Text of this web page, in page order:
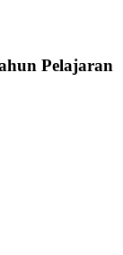
Pelajaran